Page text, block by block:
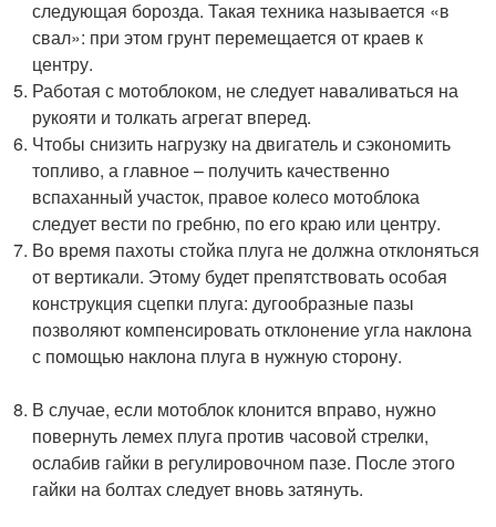
следующая борозда. Такая техника называется «в
свал»: при этом грунт перемещается от краев к
центру.
Работая с мотоблоком, не следует наваливаться на
рукояти и толкать агрегат вперед.
Чтобы снизить нагрузку на двигатель и сэкономить
топливо, а главное – получить качественно
вспаханный участок, правое колесо мотоблока
следует вести по гребню, по его краю или центру.
Во время пахоты стойка плуга не должна отклоняться
от вертикали. Этому будет препятствовать особая
конструкция сцепки плуга: дугообразные пазы
позволяют компенсировать отклонение угла наклона
с помощью наклона плуга в нужную сторону.
В случае, если мотоблок клонится вправо, нужно
повернуть лемех плуга против часовой стрелки,
ослабив гайки в регулировочном пазе. После этого
гайки на болтах следует вновь затянуть.